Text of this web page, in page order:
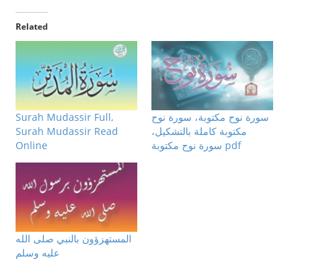
Related
Surah Mudassir Full,
Surah Mudassir Read
Online
سورة نوح مكتوبة، سورة نوح
مكتوبة كاملة بالتشكيل،
سورة نوح مكتوبة pdf
المستهزؤون بالنبي صلى الله
عليه وسلم